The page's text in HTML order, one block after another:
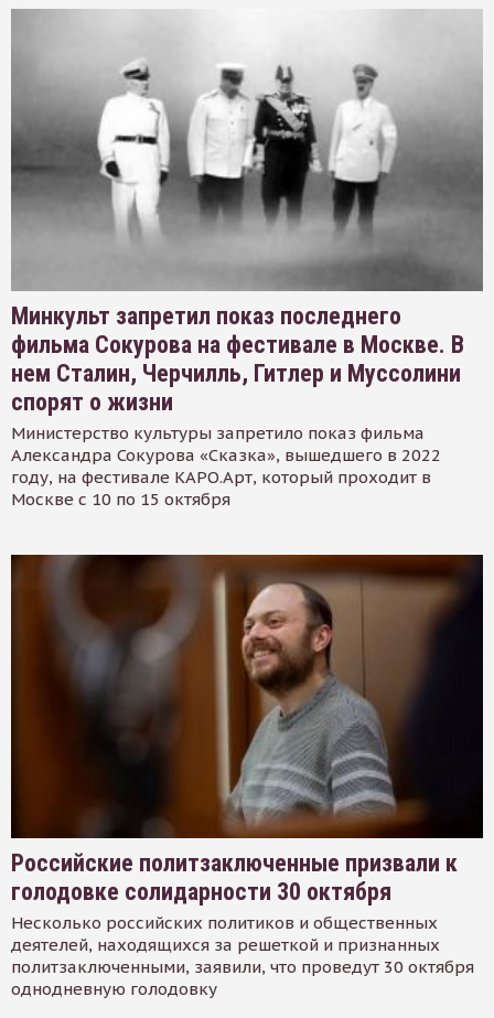
Минкульт запретил показ последнего
фильма Сокурова на фестивале в Москве. В
нем Сталин, Черчилль, Гитлер и Муссолини
спорят о жизни
Министерство культуры запретило показ фильма
Александра Сокурова «Сказка», вышедшего в 2022
году, на фестивале КАРО.Арт, который проходит в
Москве с 10 по 15 октября
Российские политзаключенные призвали к
голодовке солидарности 30 октября
Несколько российских политиков и общественных
деятелей, находящихся за решеткой и признанных
политзаключенными, заявили, что проведут 30 октября
однодневную голодовку